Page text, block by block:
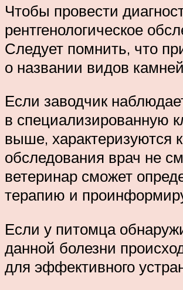
Чтобы провести
рентгенологическое
Следует помнить, что
о названии видов
Если заводчик
в специализированную
выше, характеризуются
обследования врач не
ветеринар сможет
терапию и
Если у питомца
данной болезни
для эффективного